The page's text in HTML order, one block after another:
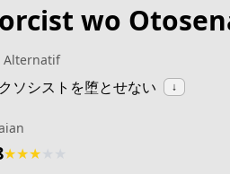
wo
Alternatif
ソシストを堕とせない ↓
★★★